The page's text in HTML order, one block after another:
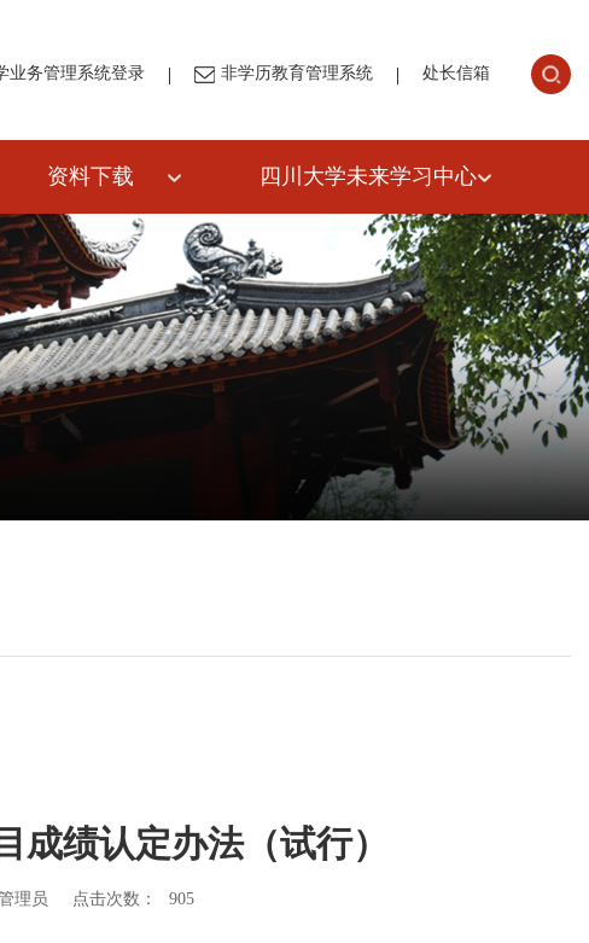
业务管理系统登录 | 非学历教育管理系统 | 处长信箱
资料下载 四川大学未来学习中心
成绩认定办法（试行）
理员 点击次数： 905